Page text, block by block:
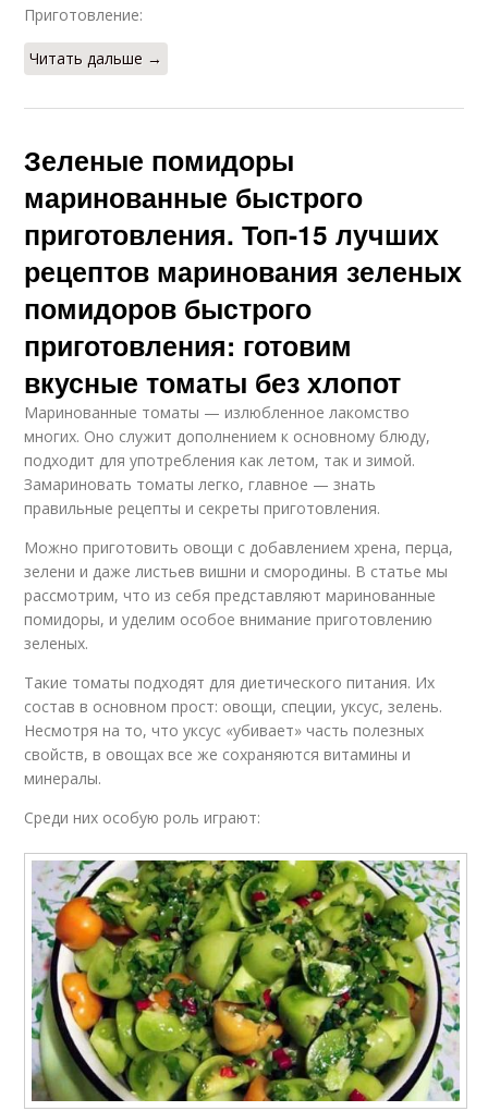
Приготовление:
Читать дальше →
Зеленые помидоры
маринованные быстрого
приготовления. Топ-15 лучших
рецептов маринования зеленых
помидоров быстрого
приготовления: готовим
вкусные томаты без хлопот
Маринованные томаты — излюбленное лакомство
многих. Оно служит дополнением к основному блюду,
подходит для употребления как летом, так и зимой.
Замариновать томаты легко, главное — знать
правильные рецепты и секреты приготовления.
Можно приготовить овощи с добавлением хрена, перца,
зелени и даже листьев вишни и смородины. В статье мы
рассмотрим, что из себя представляют маринованные
помидоры, и уделим особое внимание приготовлению
зеленых.
Такие томаты подходят для диетического питания. Их
состав в основном прост: овощи, специи, уксус, зелень.
Несмотря на то, что уксус «убивает» часть полезных
свойств, в овощах все же сохраняются витамины и
минералы.
Среди них особую роль играют: